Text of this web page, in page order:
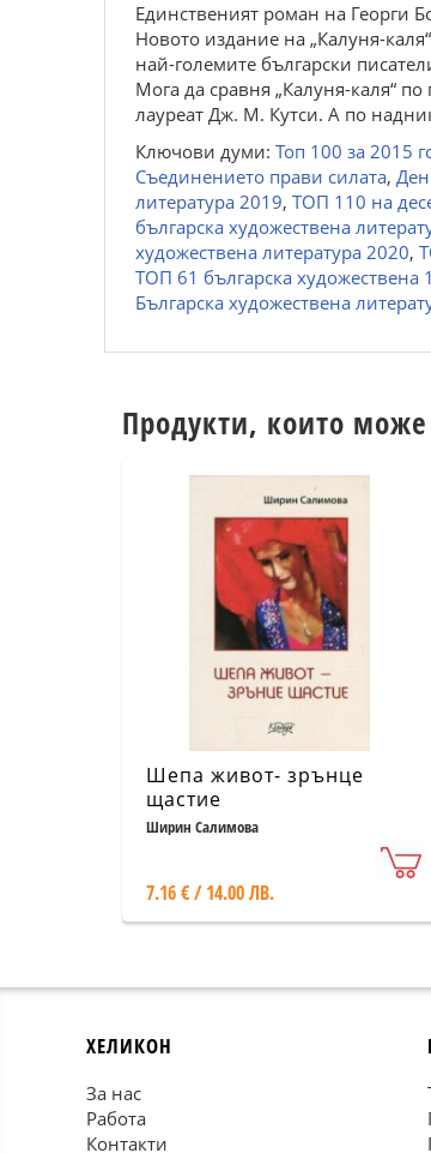
Единственият роман на Георги
Новото издание на „Калуня-
най-големите български
Мога да сравня „Калуня-каля“
лауреат Дж. М. Кутси. А по
Ключови думи: Топ 100 за 2015
Съединението прави силата,
литература 2019, ТОП 110 на
българска художествена
художествена литература 2020,
ТОП 61 българска художествена
Българска художествена
Продукти, които
Шепа живот- зрънце
щастие
Ширин Салимова
7.16 € / 14.00 ЛВ.
ХЕЛИКОН
За нас
Работа
Контакти